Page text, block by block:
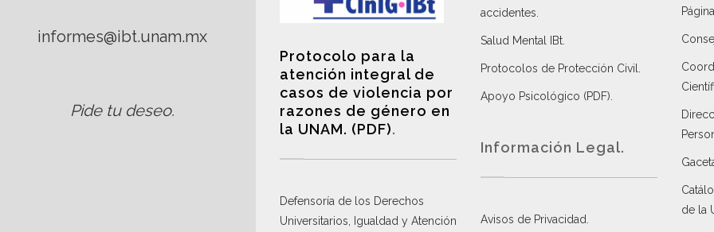
informes@ibt.unam.mx
Pide tu deseo.
Protocolo para la
atención integral de
casos de violencia por
razones de género en
la UNAM. (PDF).
Defensoría de los Derechos
Universitarios, Igualdad y Atención
accidentes
Salud Mental IBt
Protocolos de Protección Civil
Apoyo Psicológico (PDF)
Información Legal.
Avisos de Privacidad
de la